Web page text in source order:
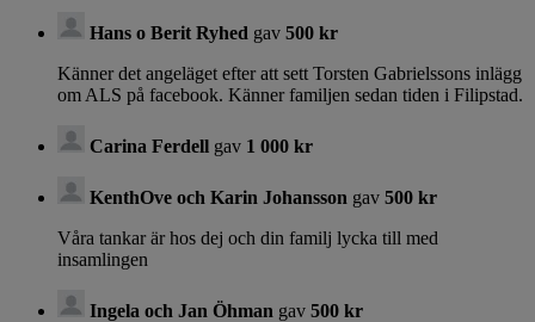
Hans o Berit Ryhed gav 500 kr
Känner det angeläget efter att sett Torsten Gabrielssons inlägg
om ALS på facebook. Känner familjen sedan tiden i Filipstad.
Carina Ferdell gav 1 000 kr
KenthOve och Karin Johansson gav 500 kr
Våra tankar är hos dej och din familj lycka till med
insamlingen
Ingela och Jan Öhman gav 500 kr